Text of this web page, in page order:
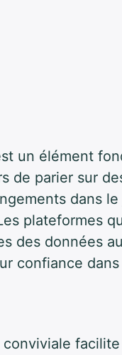
un élément
de parier sur
dans
plateformes
des données
confiance dans